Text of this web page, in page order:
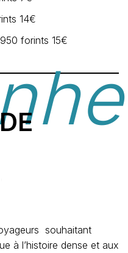
14€
forints 15€
souhaitant
à l’histoire dense et aux